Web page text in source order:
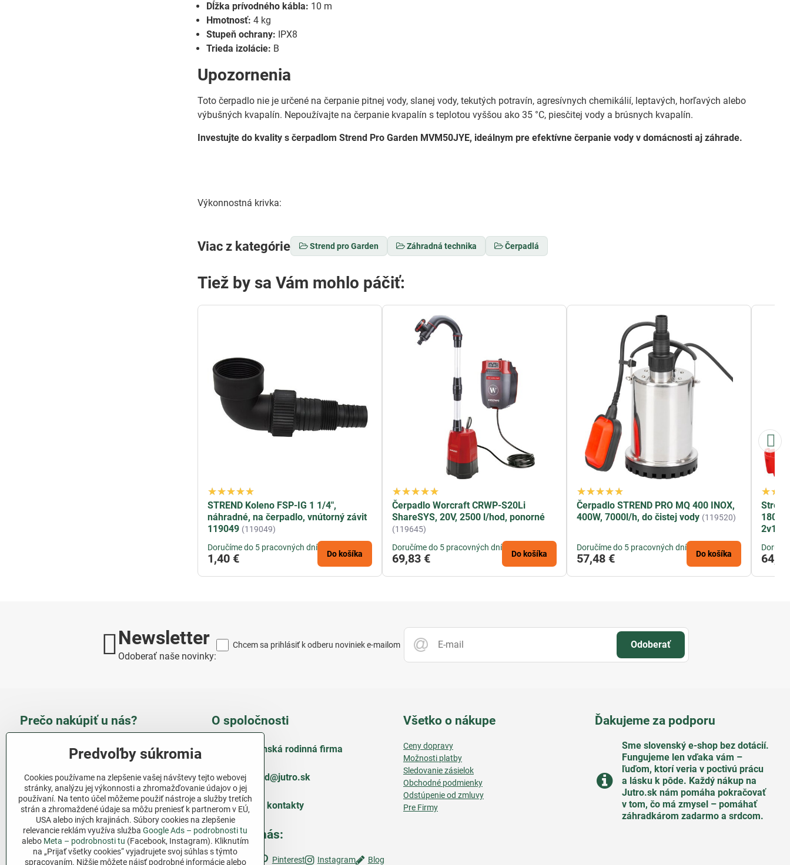
Dĺžka prívodného kábla: 10 m
Hmotnosť: 4 kg
Stupeň ochrany: IPX8
Trieda izolácie: B
Upozornenia
Toto čerpadlo nie je určené na čerpanie pitnej vody, slanej vody, tekutých potravín, agresívnych chemikálií, leptavých, horľavých alebo
výbušných kvapalín. Nepoužívajte na čerpanie kvapalín s teplotou vyššou ako 35 °C, piesčitej vody a brúsnych kvapalín.
Investujte do kvality s čerpadlom Strend Pro Garden MVM50JYE, ideálnym pre efektívne čerpanie vody v domácnosti aj záhrade.
Výkonnostná krivka:
Viac z kategórie Strend pro Garden Záhradná technika Čerpadlá
Tiež by sa Vám mohlo páčiť:
STREND Koleno FSP-IG 1 1/4",
náhradné, na čerpadlo, vnútorný závit
119049 (119049)
Doručíme do 5 pracovných dní
1,40 € Do košíka
Čerpadlo Worcraft CRWP-S20Li
ShareSYS, 20V, 2500 l/hod, ponorné
(119645)
Doručíme do 5 pracovných dní
69,83 € Do košíka
Čerpadlo STREND PRO MQ 400 INOX,
400W, 7000l/h, do čistej vody (119520)
Doručíme do 5 pracovných dní
57,48 € Do košíka
2v1
Newsletter
Odoberať naše novinky:
Odoberať
Chcem sa prihlásiť k odberu noviniek e-mailom
Prečo nakúpiť u nás?
Takmer 100 % spokojných
zákazníkov
Nízka cena produktov - ušetríte
Rýchla komunikácia - mail
Pri nákupe nad 69 € doprava
zadarmo
O spoločnosti
Slovenská rodinná firma
obchod​@jutro​.sk
Ďalšie kontakty
Sledujte nás:
Facebook Pinterest Instagram Blog
Všetko o nákupe
Ceny dopravy
Možnosti platby
Sledovanie zásielok
Obchodné podmienky
Odstúpenie od zmluvy
Pre Firmy
Ďakujeme za podporu
Sme slovenský e-shop bez dotácií​.
Fungujeme len vďaka vám –
ľuďom, ktorí veria v poctivú prácu
a lásku k pôde​. Každý nákup na
Jutro​.sk nám pomáha pokračovať
v tom, čo má zmysel – pomáhať
záhradkárom zadarmo a srdcom​.
Predvoľby súkromia
Cookies používame na zlepšenie vašej návštevy tejto webovej
stránky, analýzu jej výkonnosti a zhromažďovanie údajov o jej
používaní. Na tento účel môžeme použiť nástroje a služby tretích
strán a zhromaždené údaje sa môžu preniesť k partnerom v EÚ,
USA alebo iných krajinách. Súbory cookies na zlepšenie
relevancie reklám využíva služba Google Ads – podrobnosti tu
alebo Meta – podrobnosti tu (Facebook, Instagram). Kliknutím
na „Prijať všetky cookies“ vyjadrujete svoj súhlas s týmto
spracovaním. Nižšie môžete nájsť podrobné informácie alebo